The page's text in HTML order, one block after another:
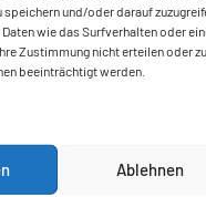
und/oder darauf
wie das Surfverhalten oder
Zustimmung nicht erteilen oder
beeinträchtigt werden.
Ablehnen